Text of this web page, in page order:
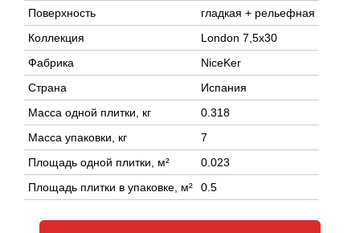
Поверхность
гладкая + рельефная
Коллекция
London 7,5x30
Фабрика
NiceKer
Страна
Испания
Масса одной плитки, кг
0.318
Масса упаковки, кг
7
Площадь одной плитки, м²
0.023
Площадь плитки в упаковке, м²
0.5